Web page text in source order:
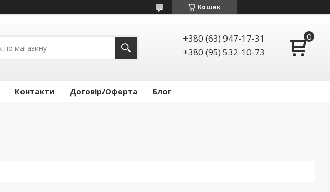
Кошик
+380 (63) 947-17-31
+380 (95) 532-10-73
Контакти Договір/Оферта Блог